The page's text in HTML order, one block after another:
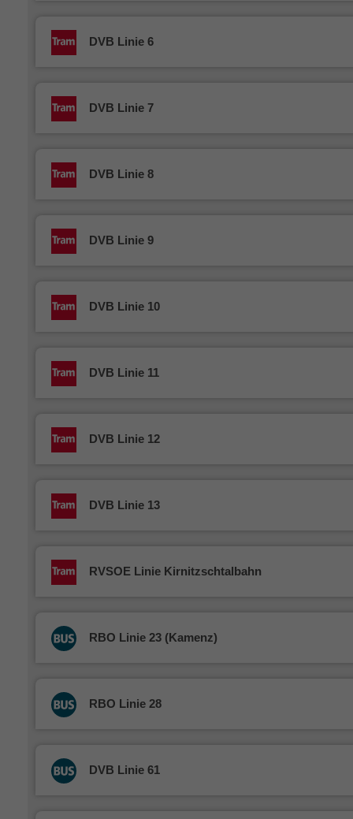
DVB Linie 6
DVB Linie 7
DVB Linie 8
DVB Linie 9
DVB Linie 10
DVB Linie 11
DVB Linie 12
DVB Linie 13
RVSOE Linie Kirnitzschtalbahn
RBO Linie 23 (Kamenz)
RBO Linie 28
DVB Linie 61